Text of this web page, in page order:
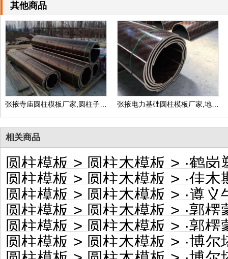
其他商品
相关商品
圆柱模板>圆柱木模板> ·鹤岗塑
圆柱模板>圆柱木模板> ·佳木斯
圆柱模板>圆柱木模板> ·遵义牛
圆柱模板>圆柱木模板> ·郭楞蒙
圆柱模板>圆柱木模板> ·郭楞蒙古
圆柱模板>圆柱木模板> ·博尔塔拉